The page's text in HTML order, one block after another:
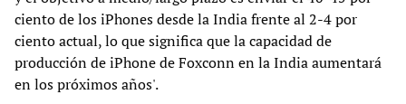
ciento de los iPhones desde la India frente al 2-4 por
ciento actual, lo que significa que la capacidad de
producción de iPhone de Foxconn en la India aumentará
en los próximos años'.